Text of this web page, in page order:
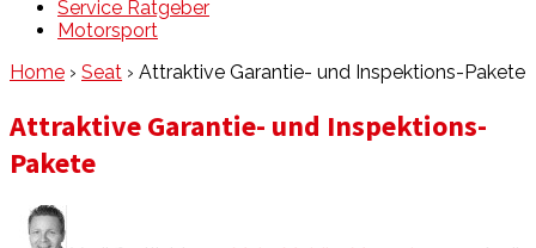
Service Ratgeber
Motorsport
Home › Seat › Attraktive Garantie- und Inspektions-Pakete
Attraktive Garantie- und Inspektions-
Pakete